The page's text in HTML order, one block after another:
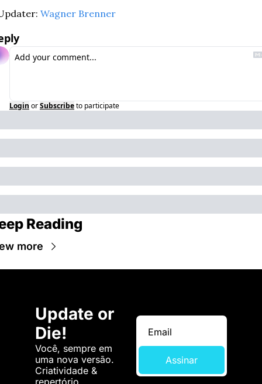
Wagner Brenner
Login orSubscribeto participate
Reading
more
Update or
Die!
Você, sempre em
uma nova versão.
Criatividade &
Assinar